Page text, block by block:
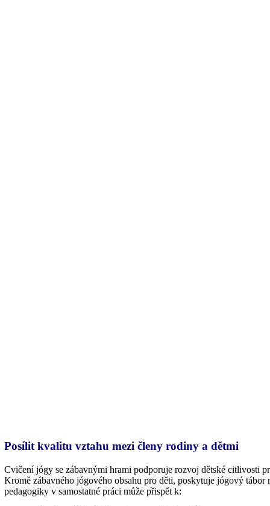
Posílit kvalitu vztahu mezi členy rodiny a dětmi
Cvičení jógy se zábavnými hrami podporuje rozvoj dětské citlivosti
Kromě zábavného jógového obsahu pro děti, poskytuje jógový
pedagogiky v samostatné práci může přispět k: